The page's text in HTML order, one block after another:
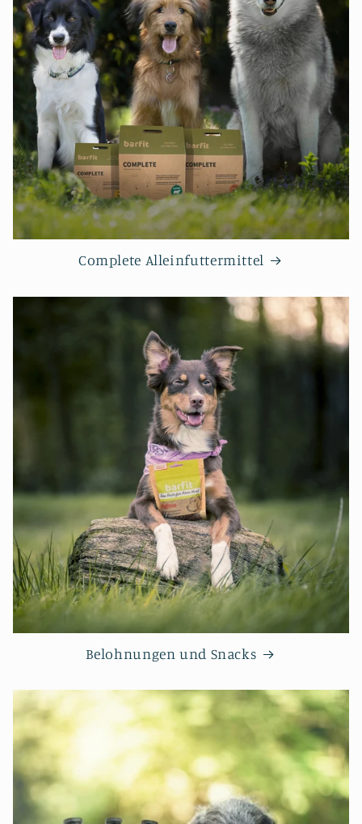
Complete Alleinfuttermittel
Belohnungen und Snacks